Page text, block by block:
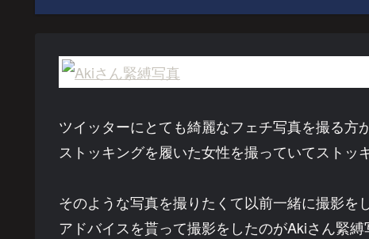
ツイッターにとても綺麗なフェチ写真を撮る方
ストッキングを履いた女性を撮っていてストッ
そのような写真を撮りたくて以前一緒に撮影
アドバイスを貰って撮影をしたのがAkiさん緊縛